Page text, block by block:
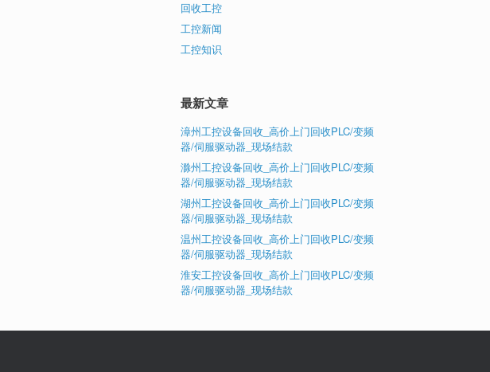
回收工控
工控新闻
工控知识
最新文章
漳州工控设备回收_高价上门回收PLC/变频
器/伺服驱动器_现场结款
滁州工控设备回收_高价上门回收PLC/变频
器/伺服驱动器_现场结款
湖州工控设备回收_高价上门回收PLC/变频
器/伺服驱动器_现场结款
温州工控设备回收_高价上门回收PLC/变频
器/伺服驱动器_现场结款
淮安工控设备回收_高价上门回收PLC/变频
器/伺服驱动器_现场结款